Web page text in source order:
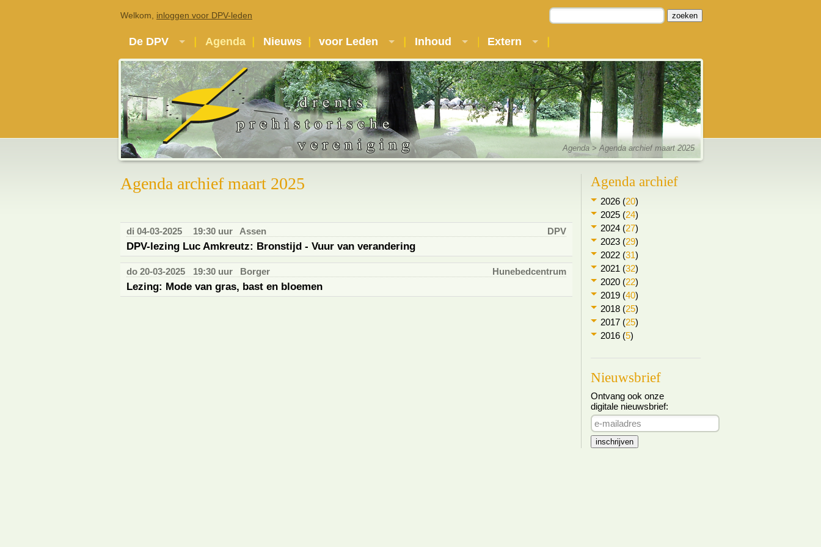
Agenda archief maart 2025
di 04-03-2025 19:30 uur Assen DPV
DPV-lezing Luc Amkreutz: Bronstijd - Vuur van verandering
do 20-03-2025 19:30 uur Borger Hunebedcentrum
Lezing: Mode van gras, bast en bloemen
Agenda archief
2026 (20)
2025 (24)
2024 (27)
2023 (29)
2022 (31)
2021 (32)
2020 (22)
2019 (40)
2018 (25)
2017 (25)
2016 (5)
Nieuwsbrief
Ontvang ook onze
digitale nieuwsbrief:
Welkom, inloggen voor DPV-leden zoeken
De DPV Agenda Nieuws voor Leden Inhoud Extern
Agenda > Agenda archief maart 2025